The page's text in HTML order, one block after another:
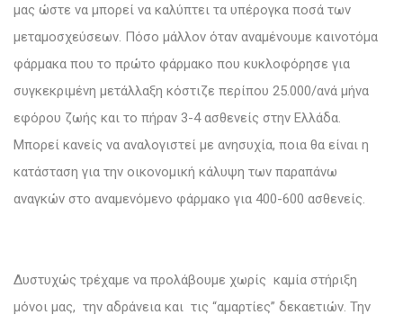
μας ώστε να μπορεί να καλύπτει τα υπέρογκα ποσά των
μεταμοσχεύσεων. Πόσο μάλλον όταν αναμένουμε καινοτόμα
φάρμακα που το πρώτο φάρμακο που κυκλοφόρησε για
συγκεκριμένη μετάλλαξη κόστιζε περίπου 25.000/ανά μήνα
εφόρου ζωής και το πήραν 3-4 ασθενείς στην Ελλάδα.
Μπορεί κανείς να αναλογιστεί με ανησυχία, ποια θα είναι η
κατάσταση για την οικονομική κάλυψη των παραπάνω
αναγκών στο αναμενόμενο φάρμακο για 400-600 ασθενείς.
Δυστυχώς τρέχαμε να προλάβουμε χωρίς καμία στήριξη
μόνοι μας, την αδράνεια και τις “αμαρτίες” δεκαετιών. Την